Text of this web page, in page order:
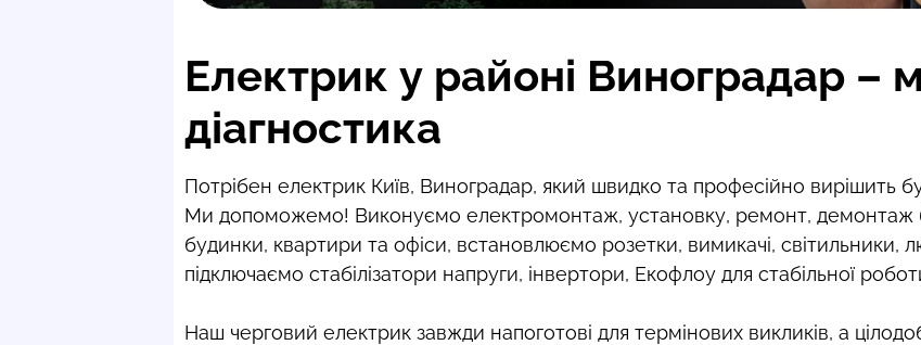
Електрик у районі Виноградар –
діагностика
Потрібен електрик Київ, Виноградар, який швидко та професійно вирішить
Ми допоможемо! Виконуємо електромонтаж, установку, ремонт, демонтаж
будинки, квартири та офіси, встановлюємо розетки, вимикачі, світильники,
підключаємо стабілізатори напруги, інвертори, Екофлоу для стабільної
Наш черговий електрик завжди напоготові для термінових викликів, а